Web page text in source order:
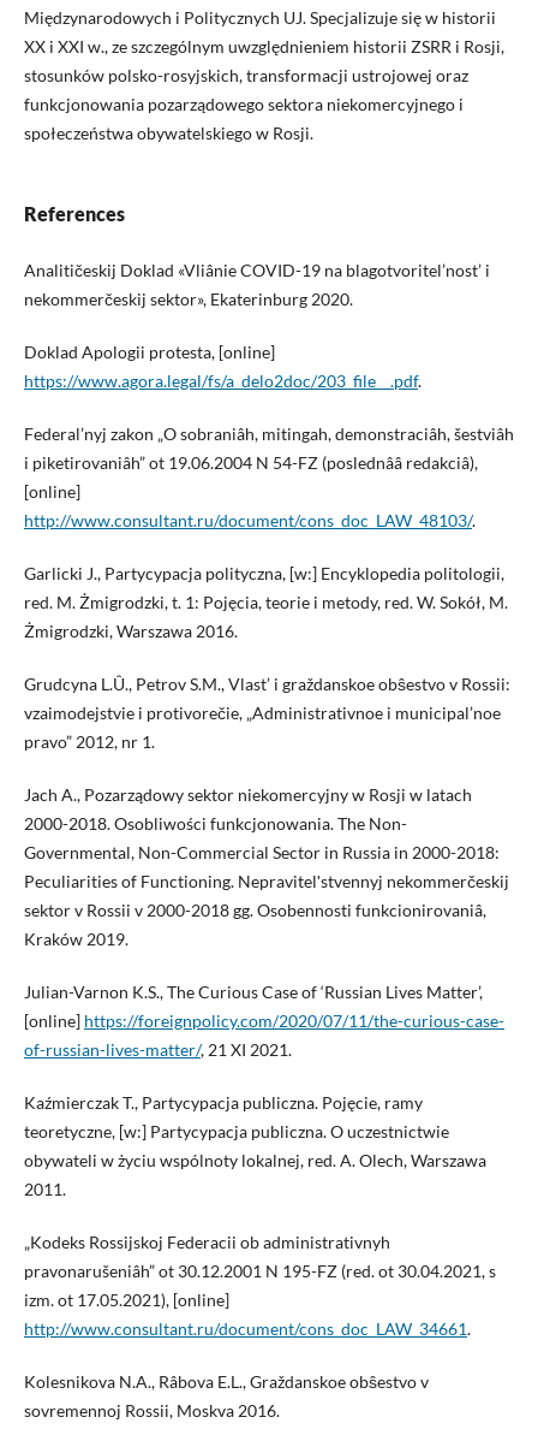
Międzynarodowych i Politycznych UJ. Specjalizuje się w historii
XX i XXI w., ze szczególnym uwzględnieniem historii ZSRR i Rosji,
stosunków polsko-rosyjskich, transformacji ustrojowej oraz
funkcjonowania pozarządowego sektora niekomercyjnego i
społeczeństwa obywatelskiego w Rosji.
References
Analitičeskij Doklad «Vliânie COVID-19 na blagotvoritel’nost’ i
nekommerčeskij sektor», Ekaterinburg 2020.
Doklad Apologii protesta, [online]
https://www.agora.legal/fs/a_delo2doc/203_file__.pdf.
Federal’nyj zakon „O sobraniâh, mitingah, demonstraciâh, šestviâh
i piketirovaniâh” ot 19.06.2004 N 54-FZ (poslednââ redakciâ),
[online]
http://www.consultant.ru/document/cons_doc_LAW_48103/.
Garlicki J., Partycypacja polityczna, [w:] Encyklopedia politologii,
red. M. Żmigrodzki, t. 1: Pojęcia, teorie i metody, red. W. Sokół, M.
Żmigrodzki, Warszawa 2016.
Grudcyna L.Û., Petrov S.M., Vlast’ i graždanskoe obŝestvo v Rossii:
vzaimodejstvie i protivorečie, „Administrativnoe i municipal’noe
pravo” 2012, nr 1.
Jach A., Pozarządowy sektor niekomercyjny w Rosji w latach
2000-2018. Osobliwości funkcjonowania. The Non-
Governmental, Non-Commercial Sector in Russia in 2000-2018:
Peculiarities of Functioning. Nepravitelʹstvennyj nekommerčeskij
sektor v Rossii v 2000-2018 gg. Osobennosti funkcionirovaniâ,
Kraków 2019.
Julian-Varnon K.S., The Curious Case of ‘Russian Lives Matter’,
[online] https://foreignpolicy.com/2020/07/11/the-curious-case-
of-russian-lives-matter/, 21 XI 2021.
Kaźmierczak T., Partycypacja publiczna. Pojęcie, ramy
teoretyczne, [w:] Partycypacja publiczna. O uczestnictwie
obywateli w życiu wspólnoty lokalnej, red. A. Olech, Warszawa
2011.
„Kodeks Rossijskoj Federacii ob administrativnyh
pravonarušeniâh” ot 30.12.2001 N 195-FZ (red. ot 30.04.2021, s
izm. ot 17.05.2021), [online]
http://www.consultant.ru/document/cons_doc_LAW_34661.
Kolesnikova N.A., Râbova E.L., Graždanskoe obŝestvo v
sovremennoj Rossii, Moskva 2016.